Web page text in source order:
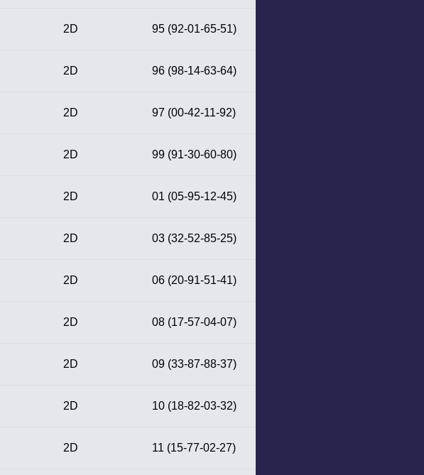
2D 95 (92-01-65-51)
2D 96 (98-14-63-64)
2D 97 (00-42-11-92)
2D 99 (91-30-60-80)
2D 01 (05-95-12-45)
2D 03 (32-52-85-25)
2D 06 (20-91-51-41)
2D 08 (17-57-04-07)
2D 09 (33-87-88-37)
2D 10 (18-82-03-32)
2D 11 (15-77-02-27)